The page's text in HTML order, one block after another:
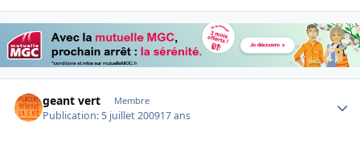
geant vert Membre
Publication: 5 juillet 200917 ans